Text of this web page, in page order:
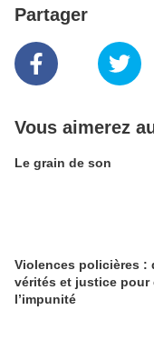
Partager
Vous aimerez
Le grain de son
Violences policières :
vérités et justice pour
l’impunité